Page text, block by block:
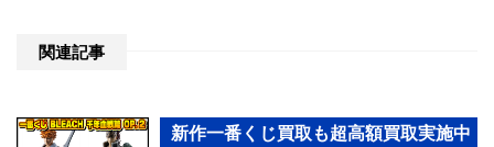
関連記事
新作一番くじ買取も超高額買取実施中